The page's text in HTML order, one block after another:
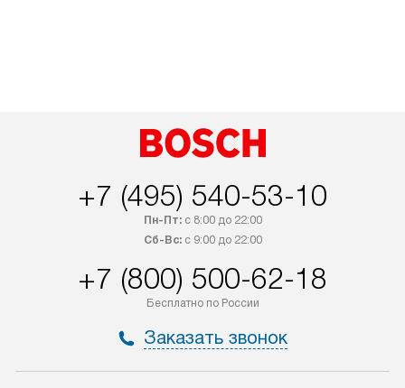
+7 (495) 540-53-10
Пн-Пт:с 8:00 до 22:00
Сб-Вс:с 9:00 до 22:00
+7 (800) 500-62-18
Бесплатно по России
Заказать звонок